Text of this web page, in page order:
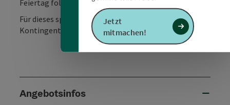
Jetzt
mitmachen!
Feiertag folgt
Für dieses spezielle Angebot steht ein limitiertes
Kontingent zur Verfügung.
Angebotsinfos